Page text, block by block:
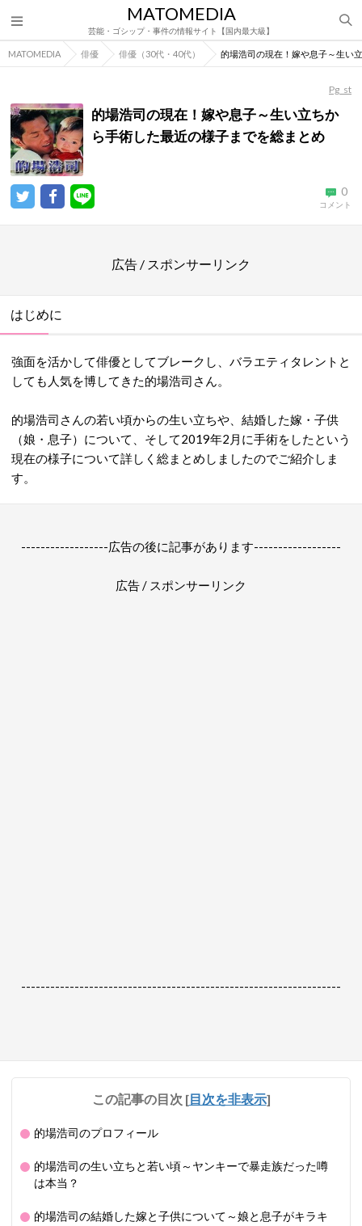
MATOMEDIA
芸能・ゴシップ・事件の情報サイト【国内最大級】
MATOMEDIA 俳優 俳優（30代・40代） 的場浩司の現在！嫁や息子～生い
Pg_st
的場浩司の現在！嫁や息子～生い立ちか
ら手術した最近の様子までを総まとめ
0
コメント
広告 / スポンサーリンク
はじめに
強面を活かして俳優としてブレークし、バラエティタレントと
しても人気を博してきた的場浩司さん。
的場浩司さんの若い頃からの生い立ちや、結婚した嫁・子供
（娘・息子）について、そして2019年2月に手術をしたという
現在の様子について詳しく総まとめしましたのでご紹介しま
す。
------------------広告の後に記事があります------------------
広告 / スポンサーリンク
------------------------------------------------------------------
この記事の目次 [目次を非表示]
的場浩司のプロフィール
的場浩司の生い立ちと若い頃～ヤンキーで暴走族だった噂
は本当？
的場浩司の結婚した嫁と子供について～娘と息子がキラキ